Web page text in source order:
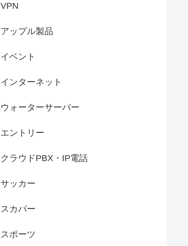
VPN
アップル製品
イベント
インターネット
ウォーターサーバー
エントリー
クラウドPBX・IP電話
サッカー
スカパー
スポーツ